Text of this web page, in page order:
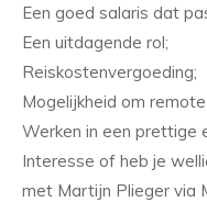
Een goed salaris dat
Een uitdagende rol;
Reiskostenvergoeding;
Mogelijkheid om
Werken in een prettige
Interesse of heb je
met Martijn Plieger via